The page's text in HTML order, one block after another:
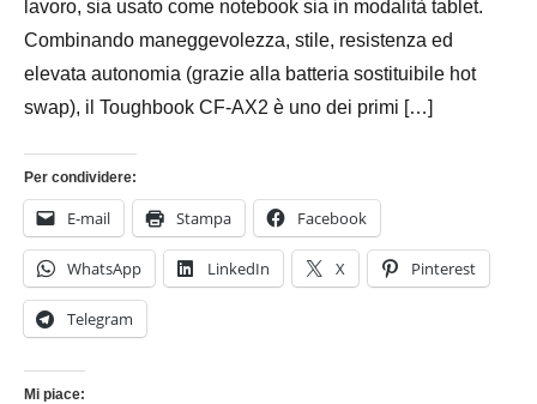
lavoro, sia usato come notebook sia in modalità tablet.
Combinando maneggevolezza, stile, resistenza ed
elevata autonomia (grazie alla batteria sostituibile hot
swap), il Toughbook CF-AX2 è uno dei primi […]
Per condividere:
E-mail Stampa Facebook
WhatsApp LinkedIn X Pinterest
Telegram
Mi piace: